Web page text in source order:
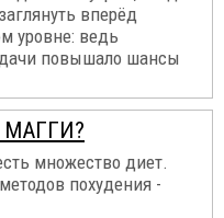
вперёд
уровне: ведь
повышало шансы
множество диет.
похудения -